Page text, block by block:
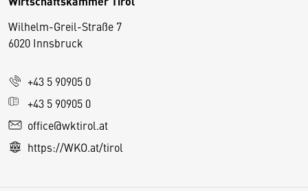
Wilhelm-Greil-Straße 7
6020 Innsbruck
+43 5 90905 0
+43 5 90905 0
office@wktirol.at
https://WKO.at/tirol
D
i
s
e
S
e